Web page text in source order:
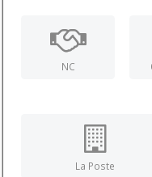
NC
La Poste